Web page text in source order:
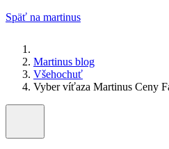
Späť na martinus
Martinus blog
Všehochuť
Vyber víťaza Martinus Ceny